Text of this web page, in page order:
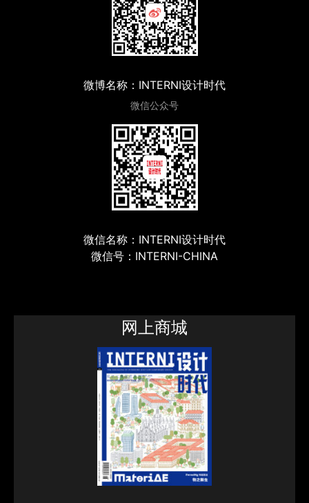
微博名称：INTERNI设计时代
微信公众号
微信名称：INTERNI设计时代
微信号：INTERNI-CHINA
网上商城